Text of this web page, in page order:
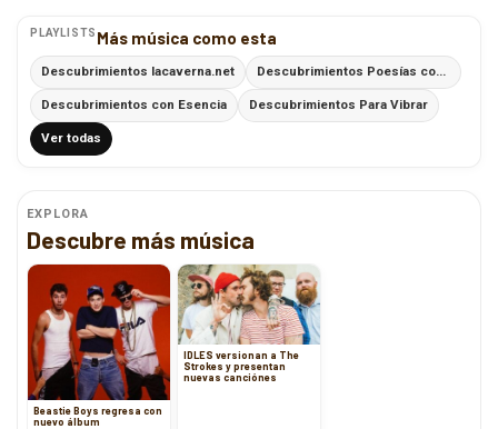
PLAYLISTS Más música como esta
Descubrimientos lacaverna.net Descubrimientos Poesías con Ritmo
Descubrimientos con Esencia Descubrimientos Para Vibrar
Ver todas
EXPLORA
Descubre más música
Beastie Boys regresa con
nuevo álbum
IDLES versionan a The
Strokes y presentan
nuevas canciónes